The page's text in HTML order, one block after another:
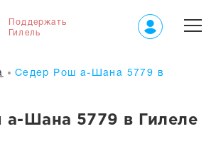
Поддержать
Гилель
Седер Рош а-Шана 5779 в
а-Шана 5779 в Гилеле